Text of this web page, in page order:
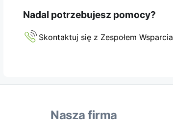
Nadal potrzebujesz pomocy?
Skontaktuj się z Zespołem Wsparcia
Nasza firma